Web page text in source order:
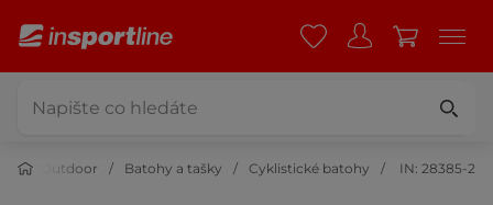
Outdoor Batohy a tašky Cyklistické batohy IN: 28385-2